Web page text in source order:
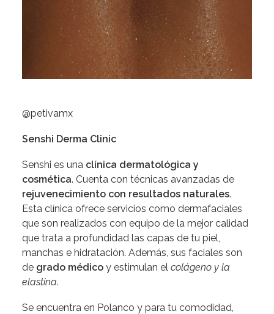
@petivamx
Senshi Derma Clinic
Senshi es una clínica dermatológica y
cosmética. Cuenta con técnicas avanzadas de
rejuvenecimiento con resultados naturales.
Esta clínica ofrece servicios como dermafaciales
que son realizados con equipo de la mejor calidad
que trata a profundidad las capas de tu piel,
manchas e hidratación. Además, sus faciales son
de grado médico y estimulan el colágeno y la
elastina.
Se encuentra en Polanco y para tu comodidad,